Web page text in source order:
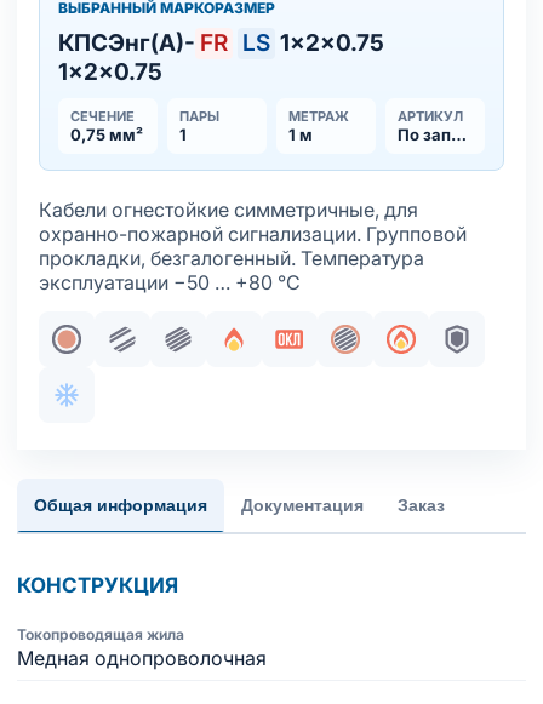
ВЫБРАННЫЙ МАРКОРАЗМЕР
КПСЭнг(А)- FR LS 1×2×0.75
1×2×0.75
СЕЧЕНИЕ
0,75 мм²
ПАРЫ
1
МЕТРАЖ
1 м
АРТИКУЛ
По запросу
Кабели огнестойкие симметричные, для
охранно-пожарной сигнализации. Групповой
прокладки, безгалогенный. Температура
эксплуатации −50 … +80 °С
Жила медная однопроволочная
Парная скрутка
Пучковая скрутка
Огнестойкость
Сертификация в составе
Общий экранБроня
Хладостойкое исполнение оболочки
Общая информация Документация Заказ
КОНСТРУКЦИЯ
Токопроводящая жила
Медная однопроволочная